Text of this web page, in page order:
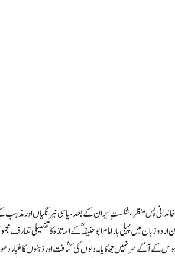
خاندانی پس منظر، شکستِ ایران کے بعد سیاسی نیرنگیاں اور
میں پہلی بار امام ابوحنیفہؒ کے اساتذہ کا تفصیلی تعارف
آگے سر نہیں جھکایا۔ دلوں کی کثافت اور ذہنوں کا غبار